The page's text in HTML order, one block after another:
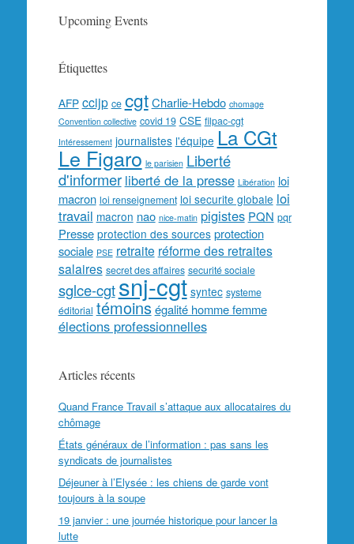
Upcoming Events
Étiquettes
AFP ccijp ce cgt Charlie-Hebdo chomage
Convention collective covid 19 CSE filpac-cgt
Intéressement journalistes l'équipe La CGt
Le Figaro le parisien Liberté
d'informer liberté de la presse Libération loi
macron loi renseignement loi securite globale loi
travail macron nao nice-matin pigistes PQN pqr
Presse protection des sources protection
sociale PSE retraite réforme des retraites
salaires secret des affaires securité sociale
sglce-cgtsnj-cgt syntec systeme
éditorial témoins égalité homme femme
élections professionnelles
Articles récents
Quand France Travail s’attaque aux allocataires du
chômage
États généraux de l’information : pas sans les
syndicats de journalistes
Déjeuner à l’Elysée : les chiens de garde vont
toujours à la soupe
19 janvier : une journée historique pour lancer la
lutte